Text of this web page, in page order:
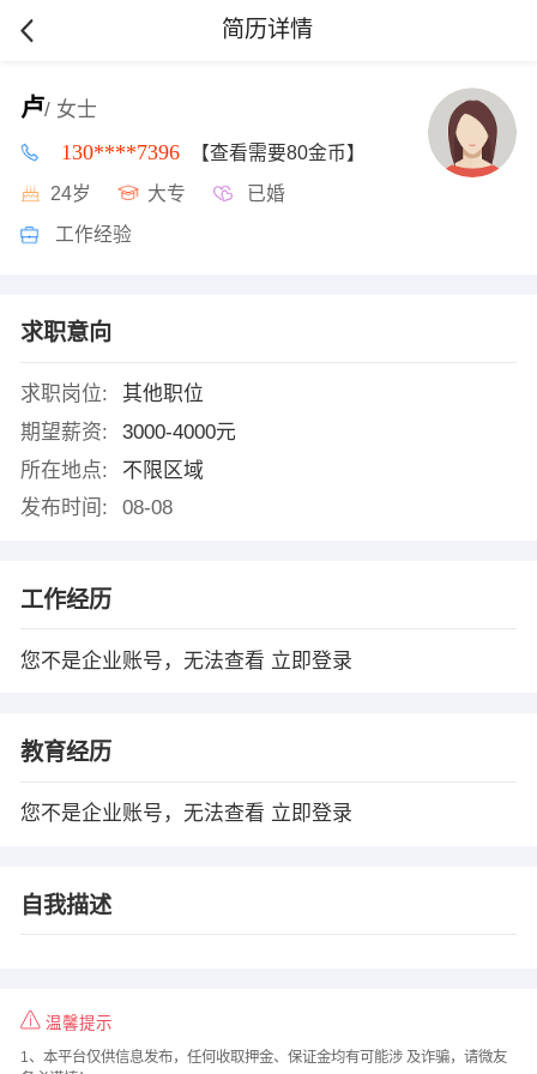
简历详情
卢/ 女士
130****7396 【查看需要80金币】
24岁 大专 已婚
工作经验
求职意向
求职岗位:
其他职位
期望薪资:
3000-4000元
所在地点:
不限区域
发布时间:
08-08
工作经历
您不是企业账号，无法查看 立即登录
教育经历
您不是企业账号，无法查看 立即登录
自我描述
温馨提示
1、本平台仅供信息发布，任何收取押金、保证金均有可能涉 及诈骗，请微友